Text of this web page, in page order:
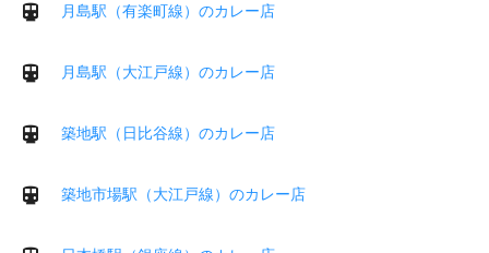
月島駅（有楽町線）のカレー店
月島駅（大江戸線）のカレー店
築地駅（日比谷線）のカレー店
築地市場駅（大江戸線）のカレー店